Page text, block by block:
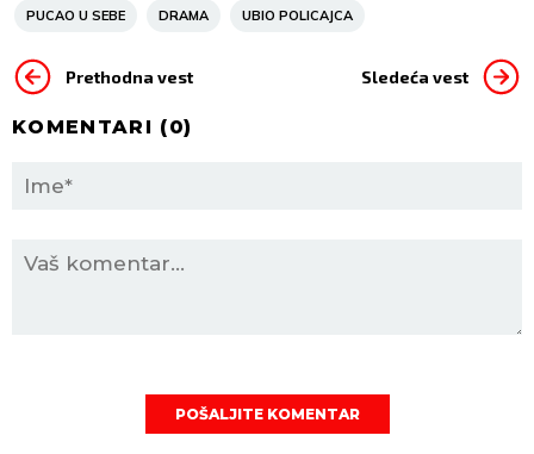
PUCAO U SEBE DRAMA UBIO POLICAJCA
Prethodna vest Sledeća vest
KOMENTARI (0)
POŠALJITE KOMENTAR